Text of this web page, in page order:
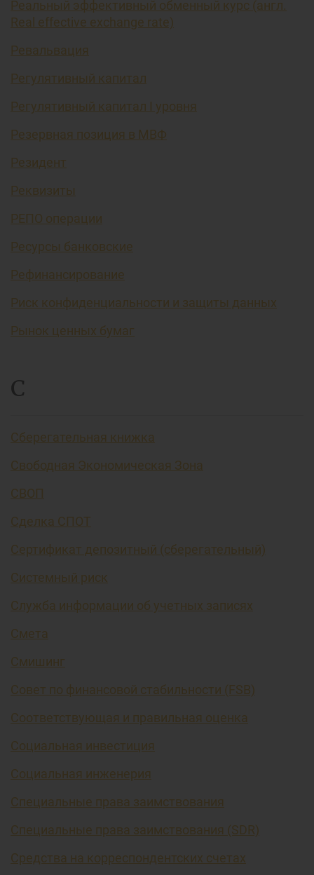
Реальный эффективный обменный курс (англ.
Real effective exchange rate)
Ревальвация
Регулятивный капитал
Регулятивный капитал I уровня
Резервная позиция в МВФ
Резидент
Реквизиты
РЕПО операции
Ресурсы банковские
Рефинансирование
Риск конфиденциальности и защиты данных
Рынок ценных бумаг
С
Сберегательная книжка
Свободная Экономическая Зона
СВОП
Сделка СПОТ
Сертификат депозитный (сберегательный)
Системный риск
Служба информации об учетных записях
Смета
Смишинг
Совет по финансовой стабильности (FSB)
Соответствующая и правильная оценка
Социальная инвестиция
Социальная инженерия
Специальные права заимствования
Специальные права заимствования (SDR)
Средства на корреспондентских счетах